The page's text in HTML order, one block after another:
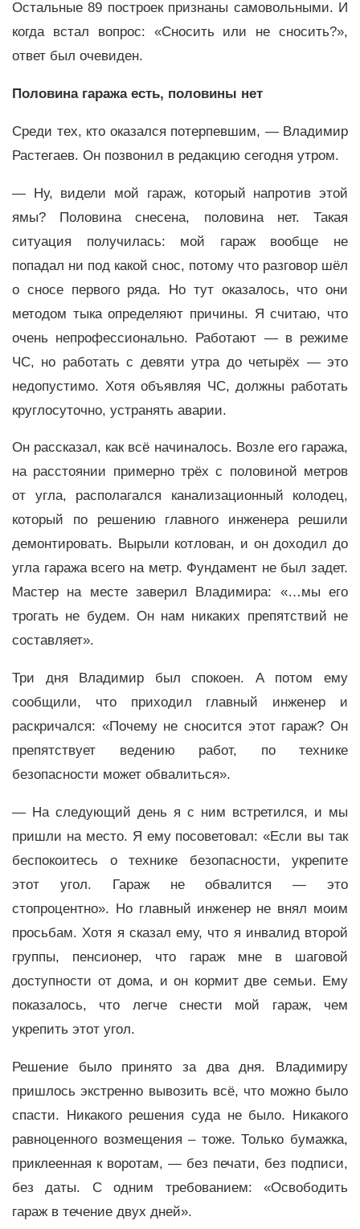
Остальные 89 построек признаны самовольными. И
когда встал вопрос: «Сносить или не сносить?»,
ответ был очевиден.
Половина гаража есть, половины нет
Среди тех, кто оказался потерпевшим, — Владимир
Растегаев. Он позвонил в редакцию сегодня утром.
— Ну, видели мой гараж, который напротив этой
ямы? Половина снесена, половина нет. Такая
ситуация получилась: мой гараж вообще не
попадал ни под какой снос, потому что разговор шёл
о сносе первого ряда. Но тут оказалось, что они
методом тыка определяют причины. Я считаю, что
очень непрофессионально. Работают — в режиме
ЧС, но работать с девяти утра до четырёх — это
недопустимо. Хотя объявляя ЧС, должны работать
круглосуточно, устранять аварии.
Он рассказал, как всё начиналось. Возле его гаража,
на расстоянии примерно трёх с половиной метров
от угла, располагался канализационный колодец,
который по решению главного инженера решили
демонтировать. Вырыли котлован, и он доходил до
угла гаража всего на метр. Фундамент не был задет.
Мастер на месте заверил Владимира: «…мы его
трогать не будем. Он нам никаких препятствий не
составляет».
Три дня Владимир был спокоен. А потом ему
сообщили, что приходил главный инженер и
раскричался: «Почему не сносится этот гараж? Он
препятствует ведению работ, по технике
безопасности может обвалиться».
— На следующий день я с ним встретился, и мы
пришли на место. Я ему посоветовал: «Если вы так
беспокоитесь о технике безопасности, укрепите
этот угол. Гараж не обвалится — это
стопроцентно». Но главный инженер не внял моим
просьбам. Хотя я сказал ему, что я инвалид второй
группы, пенсионер, что гараж мне в шаговой
доступности от дома, и он кормит две семьи. Ему
показалось, что легче снести мой гараж, чем
укрепить этот угол.
Решение было принято за два дня. Владимиру
пришлось экстренно вывозить всё, что можно было
спасти. Никакого решения суда не было. Никакого
равноценного возмещения – тоже. Только бумажка,
приклеенная к воротам, — без печати, без подписи,
без даты. С одним требованием: «Освободить
гараж в течение двух дней».